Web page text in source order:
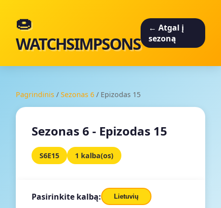
🍩
WATCHSIMPSONS
← Atgal į
sezoną
Pagrindinis / Sezonas 6 / Epizodas 15
Sezonas 6 - Epizodas 15
S6E15 1 kalba(os)
Pasirinkite kalbą: Lietuvių